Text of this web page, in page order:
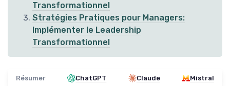
Transformationnel
Stratégies Pratiques pour Managers:
Implémenter le Leadership
Transformationnel
Résumer ChatGPT Claude Mistral